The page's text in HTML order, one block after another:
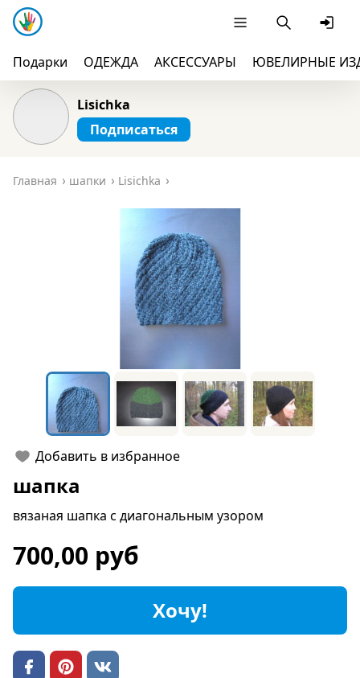
Подарки ОДЕЖДА АКСЕССУАРЫ ЮВЕЛИРНЫЕ
Lisichka
Подписаться
Главная шапки Lisichka
Добавить в избранное
шапка
вязаная шапка с диагональным узором
700,00 руб
Хочу!